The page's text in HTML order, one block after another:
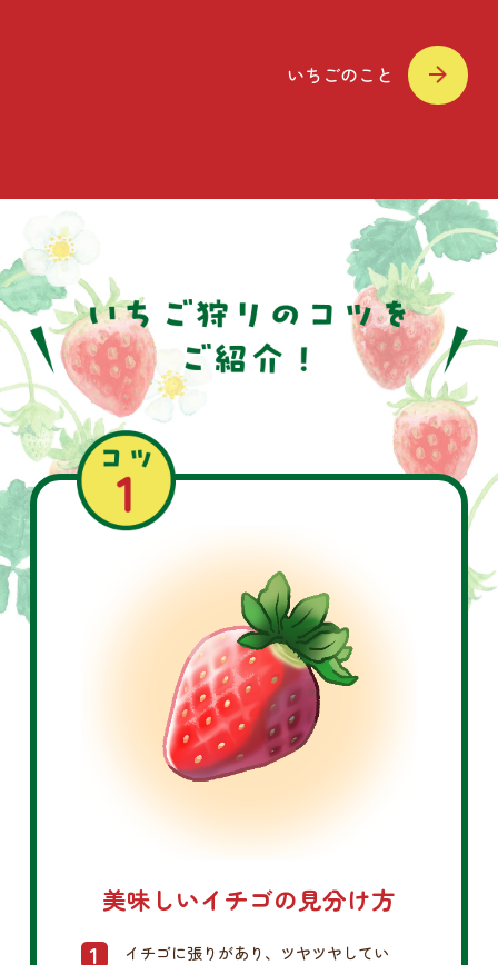
いちごのこと
美味しいイチゴの見分け方
イチゴに張りがあり、ツヤツヤしてい